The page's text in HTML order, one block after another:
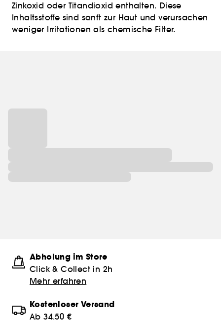
Zinkoxid oder Titandioxid enthalten. Diese
Inhaltsstoffe sind sanft zur Haut und verursachen
weniger Irritationen als chemische Filter.
Abholung im Store
Click & Collect in 2h
Mehr erfahren
Kostenloser Versand
Ab 34.50 €